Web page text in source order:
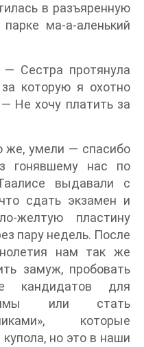
в разъяренную
ма-а-аленький
Сестра протянула
которую я охотно
Не хочу платить за
же, умели — спасибо
гонявшему нас по
выдавали с
сдать экзамен и
желтую пластину
пару недель. После
нам так же
замуж, пробовать
кандидатов для
или стать
которые
но это в наши